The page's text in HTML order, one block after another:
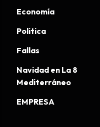
Economía
Politica
Fallas
Navidad en La 8
Mediterráneo
EMPRESA